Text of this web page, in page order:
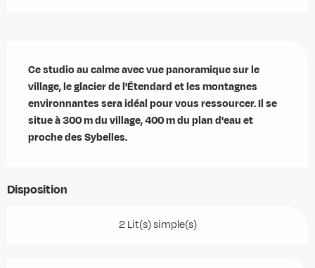
Ce studio au calme avec vue panoramique sur le
village, le glacier de l'Étendard et les montagnes
environnantes sera idéal pour vous ressourcer. Il se
situe à 300 m du village, 400 m du plan d'eau et
proche des Sybelles.
Disposition
2 Lit(s) simple(s)